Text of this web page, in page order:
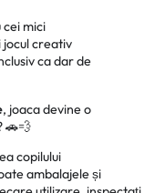
mici
creativ
ca dar de
, joaca devine o
🚗💨
copilului
ambalajele și